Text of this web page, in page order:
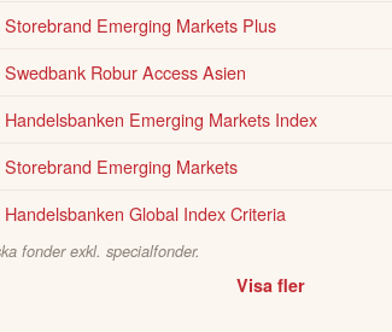
Storebrand Emerging Markets Plus
Swedbank Robur Access Asien
Handelsbanken Emerging Markets Index
Storebrand Emerging Markets
Handelsbanken Global Index Criteria
fonder exkl. specialfonder.
Visa fler